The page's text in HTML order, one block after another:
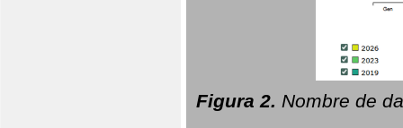
Figura 2. Nombre de